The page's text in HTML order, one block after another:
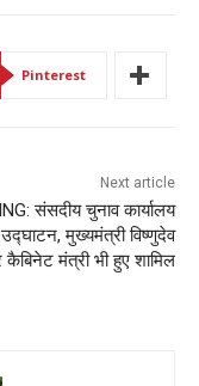
Pinterest
Next article
संसदीय चुनाव कार्यालय
मुख्यमंत्री विष्णुदेव
मंत्री भी हुए शामिल